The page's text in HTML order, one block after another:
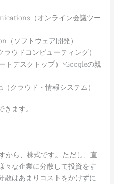
（オンライン会議ツー
ソフトウェア開発）
ウドコンピューティング）
デスクトップ）*Googleの親
クラウド・情報システム）
ます。
から、株式です。ただし、直
々な企業に分散して投資をす
散はあまりコストをかけずに